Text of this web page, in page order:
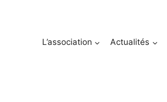
L’association
Actualités